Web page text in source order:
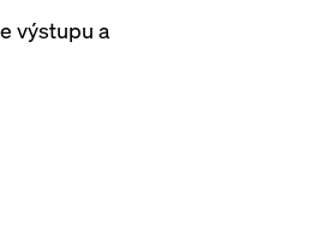
výstupu a